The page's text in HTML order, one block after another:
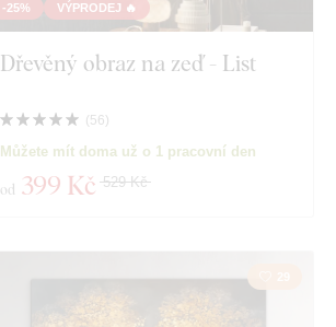
-25% VÝPRODEJ 🔥
Dřevěný obraz na zeď - List
(56)
Můžete mít doma už o 1 pracovní den
od 399 Kč 529 Kč